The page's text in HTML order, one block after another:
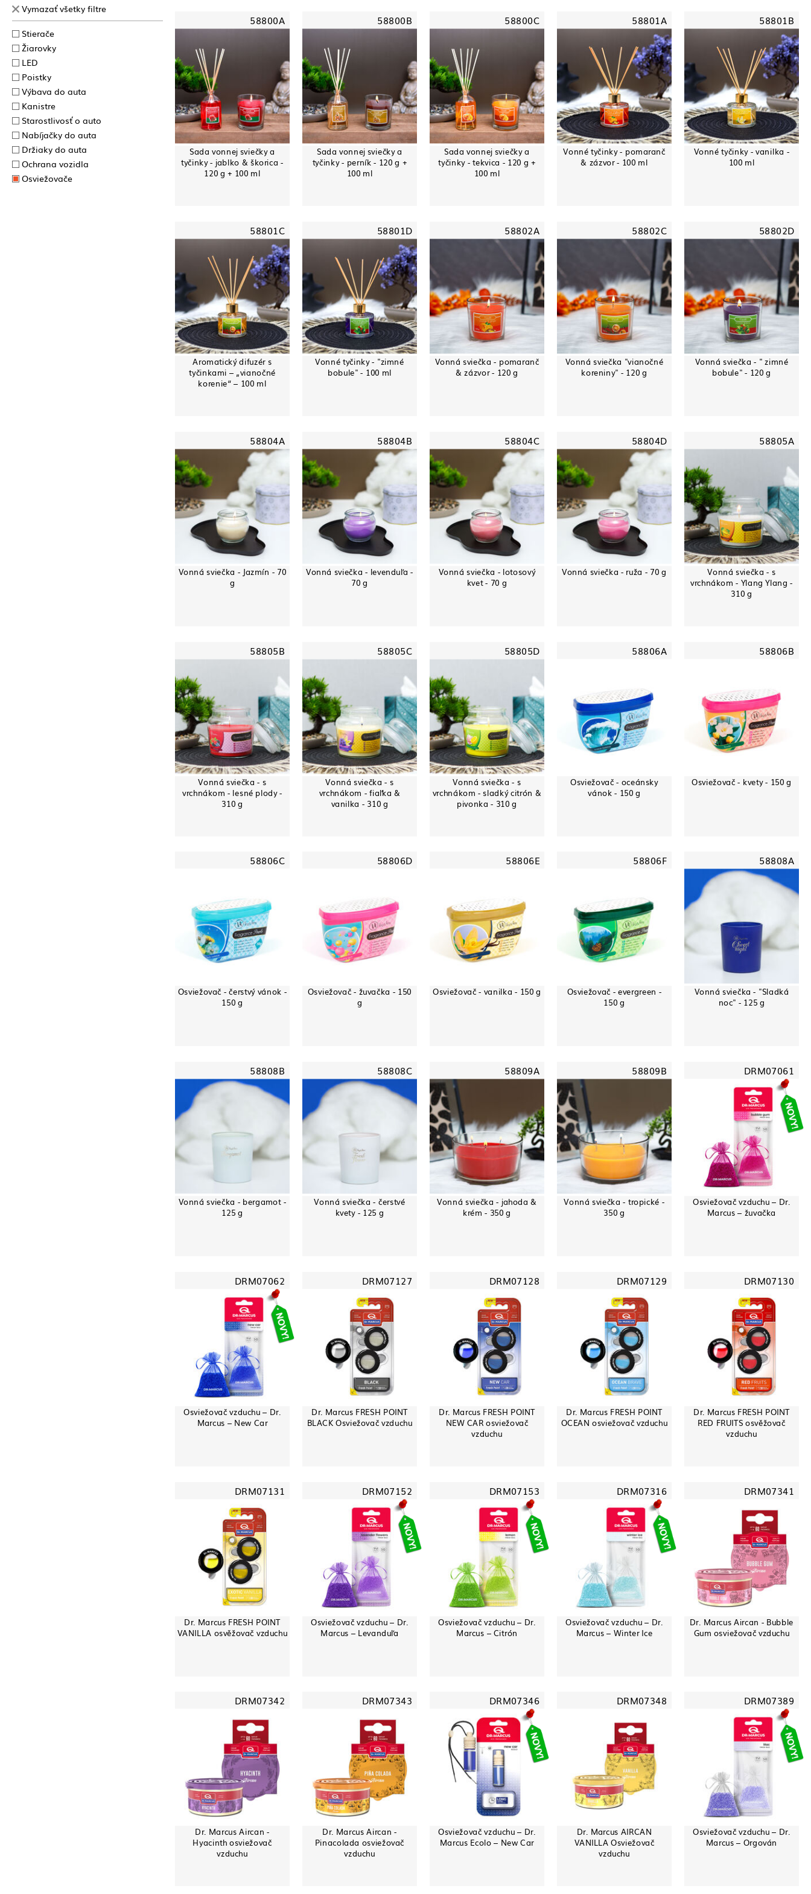
Vymazať všetky filtre
Stierače
Žiarovky
LED
Poistky
Výbava do auta
Kanistre
Starostlivosť o auto
Nabíjačky do auta
Držiaky do auta
Ochrana vozidla
Osviežovače
58800A
Sada vonnej sviečky a
tyčinky - jablko & škorica -
120 g + 100 ml
58800B
Sada vonnej sviečky a
tyčinky - perník - 120 g +
100 ml
58800C
Sada vonnej sviečky a
tyčinky - tekvica - 120 g +
100 ml
58801A
Vonné tyčinky - pomaranč
& zázvor - 100 ml
58801B
Vonné tyčinky - vanilka -
100 ml
58801C
Aromatický difuzér s
tyčinkami – „vianočné
korenie“ – 100 ml
58801D
Vonné tyčinky - "zimné
bobule" - 100 ml
58802A
Vonná sviečka - pomaranč
& zázvor - 120 g
58802C
Vonná sviečka "vianočné
koreniny" - 120 g
58802D
Vonná sviečka - " zimné
bobule" - 120 g
58804A
Vonná sviečka - Jazmín - 70
g
58804B
Vonná sviečka - levenduľa -
70 g
58804C
Vonná sviečka - lotosový
kvet - 70 g
58804D
Vonná sviečka - ruža - 70 g
58805A
Vonná sviečka - s
vrchnákom - Ylang Ylang -
310 g
58805B
Vonná sviečka - s
vrchnákom - lesné plody -
310 g
58805C
Vonná sviečka - s
vrchnákom - fiaľka &
vanilka - 310 g
58805D
Vonná sviečka - s
vrchnákom - sladký citrón &
pivonka - 310 g
58806A
Osviežovač - oceánsky
vánok - 150 g
58806B
Osviežovač - kvety - 150 g
58806C
Osviežovač - čerstvý vánok -
150 g
58806D
Osviežovač - žuvačka - 150
g
58806E
Osviežovač - vanilka - 150 g
58806F
Osviežovač - evergreen -
150 g
58808A
Vonná sviečka - "Sladká
noc" - 125 g
58808B
Vonná sviečka - bergamot -
125 g
58808C
Vonná sviečka - čerstvé
kvety - 125 g
58809A
Vonná sviečka - jahoda &
krém - 350 g
58809B
Vonná sviečka - tropické -
350 g
DRM07061
Osviežovač vzduchu – Dr.
Marcus – žuvačka
DRM07062
Osviežovač vzduchu – Dr.
Marcus – New Car
DRM07127
Dr. Marcus FRESH POINT
BLACK Osviežovač vzduchu
DRM07128
Dr. Marcus FRESH POINT
NEW CAR osviežovač
vzduchu
DRM07129
Dr. Marcus FRESH POINT
OCEAN osviežovač vzduchu
DRM07130
Dr. Marcus FRESH POINT
RED FRUITS osvěžovač
vzduchu
DRM07131
Dr. Marcus FRESH POINT
VANILLA osvěžovač vzduchu
DRM07152
Osviežovač vzduchu – Dr.
Marcus – Levanduľa
DRM07153
Osviežovač vzduchu – Dr.
Marcus – Citrón
DRM07316
Osviežovač vzduchu – Dr.
Marcus – Winter Ice
DRM07341
Dr. Marcus Aircan - Bubble
Gum osviežovač vzduchu
DRM07342
Dr. Marcus Aircan -
Hyacinth osviežovač
vzduchu
DRM07343
Dr. Marcus Aircan -
Pinacolada osviežovač
vzduchu
DRM07346
Osviežovač vzduchu – Dr.
Marcus Ecolo – New Car
DRM07348
Dr. Marcus AIRCAN
VANILLA Osviežovač
vzduchu
DRM07389
Osviežovač vzduchu – Dr.
Marcus – Orgován